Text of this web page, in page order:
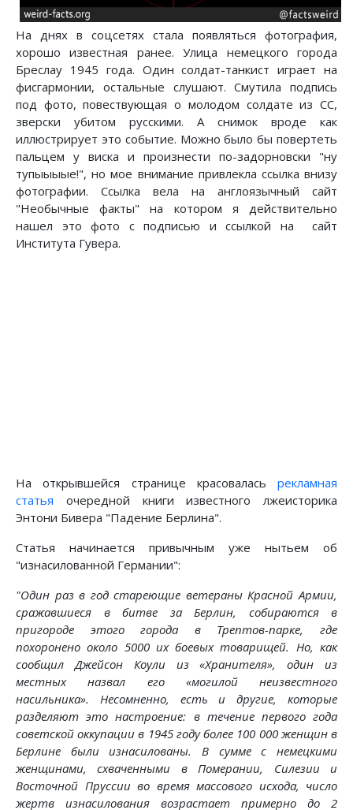
На днях в соцсетях стала появляться фотография,
хорошо известная ранее. Улица немецкого города
Бреслау 1945 года. Один солдат-танкист играет на
фисгармонии, остальные слушают. Смутила подпись
под фото, повествующая о молодом солдате из СС,
зверски убитом русскими. А снимок вроде как
иллюстрирует это событие. Можно было бы повертеть
пальцем у виска и произнести по-задорновски "ну
тупыыыые!", но мое внимание привлекла ссылка внизу
фотографии. Ссылка вела на англоязычный сайт
"Необычные факты" на котором я действительно
нашел это фото с подписью и ссылкой на сайт
Института Гувера.
На открывшейся странице красовалась рекламная
статья
очередной книги известного лжеисторика
Энтони Бивера "Падение Берлина".
Статья начинается привычным уже нытьем об
"изнасилованной Германии":
"Один раз в год стареющие ветераны Красной Армии,
сражавшиеся в битве за Берлин, собираются в
пригороде этого города в Трептов-парке, где
похоронено около 5000 их боевых товарищей. Но, как
сообщил Джейсон Коули из «Хранителя», один из
местных назвал его «могилой неизвестного
насильника». Несомненно, есть и другие, которые
разделяют это настроение: в течение первого года
советской оккупации в 1945 году более 100 000 женщин в
Берлине
были изнасилованы.
В сумме с немецкими
женщинами, схваченными в Померании, Силезии и
Восточной Пруссии во время массового исхода, число
жертв изнасилования возрастает примерно до 2